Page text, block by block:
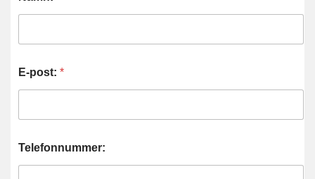
E-post: *
Telefonnummer: